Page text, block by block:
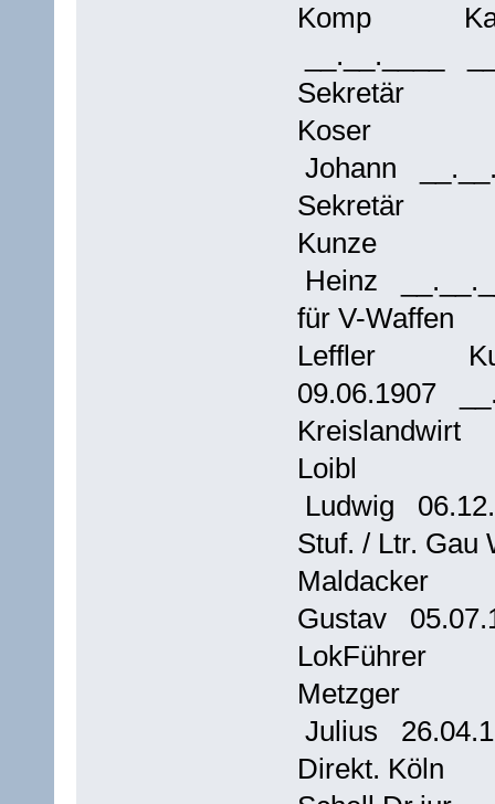
Komp
__.__.____
Sekretär
Koser
Johann
Sekretär
Kunze
Heinz
für V-Waffen
Leffler
09.06.1907
Kreislandwirt
Loibl
Ludwig
Stuf. / Ltr. Gau
Maldacker
Gustav
LokFührer
Metzger
Julius
Direkt. Köln